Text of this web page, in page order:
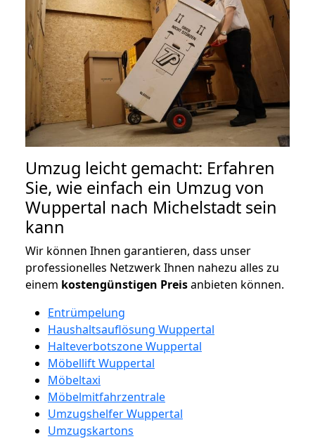
Umzug leicht gemacht: Erfahren
Sie, wie einfach ein Umzug von
Wuppertal nach Michelstadt sein
kann
Wir können Ihnen garantieren, dass unser
professionelles Netzwerk Ihnen nahezu alles zu
einem kostengünstigen Preisanbieten können.
Entrümpelung
Haushaltsauflösung Wuppertal
Halteverbotszone Wuppertal
Möbellift Wuppertal
Möbeltaxi
Möbelmitfahrzentrale
Umzugshelfer Wuppertal
Umzugskartons